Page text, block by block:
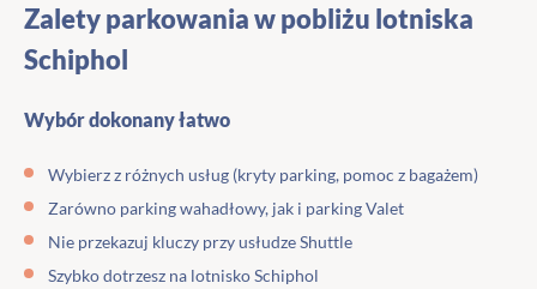
Zalety parkowania w pobliżu lotniska
Schiphol
Wybór dokonany łatwo
Wybierz z różnych usług (kryty parking, pomoc z bagażem)
Zarówno parking wahadłowy, jak i parking Valet
Nie przekazuj kluczy przy usłudze Shuttle
Szybko dotrzesz na lotnisko Schiphol